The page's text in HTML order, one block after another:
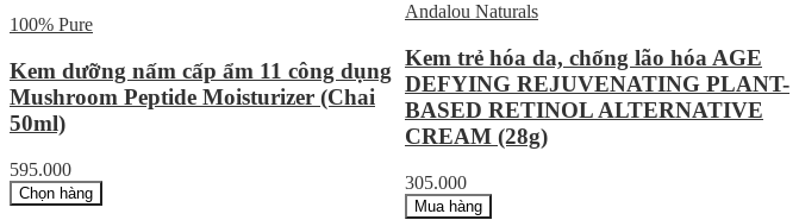
100% Pure
Kem dưỡng nấm cấp ẩm 11 công dụng
Mushroom Peptide Moisturizer (Chai
50ml)
595.000
Chọn hàng
Andalou Naturals
Kem trẻ hóa da, chống lão hóa AGE
DEFYING REJUVENATING PLANT-
BASED RETINOL ALTERNATIVE
CREAM (28g)
305.000
Mua hàng